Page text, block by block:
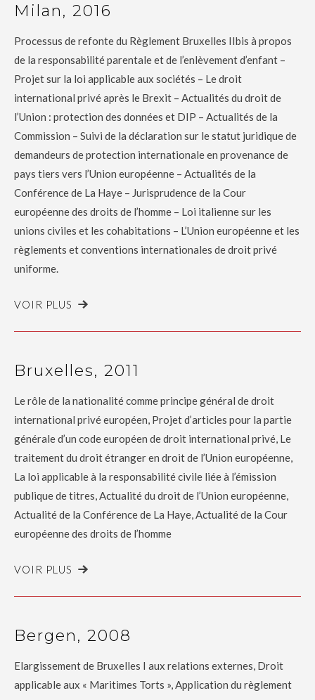
Milan, 2016
Processus de refonte du Règlement Bruxelles IIbis à propos
de la responsabilité parentale et de l’enlèvement d’enfant –
Projet sur la loi applicable aux sociétés – Le droit
international privé après le Brexit – Actualités du droit de
l’Union : protection des données et DIP – Actualités de la
Commission – Suivi de la déclaration sur le statut juridique de
demandeurs de protection internationale en provenance de
pays tiers vers l’Union européenne – Actualités de la
Conférence de La Haye – Jurisprudence de la Cour
européenne des droits de l’homme – Loi italienne sur les
unions civiles et les cohabitations – L’Union européenne et les
règlements et conventions internationales de droit privé
uniforme.
VOIR PLUS
Bruxelles, 2011
Le rôle de la nationalité comme principe général de droit
international privé européen, Projet d’articles pour la partie
générale d’un code européen de droit international privé, Le
traitement du droit étranger en droit de l’Union européenne,
La loi applicable à la responsabilité civile liée à l’émission
publique de titres, Actualité du droit de l’Union européenne,
Actualité de la Conférence de La Haye, Actualité de la Cour
européenne des droits de l’homme
VOIR PLUS
Bergen, 2008
Elargissement de Bruxelles I aux relations externes, Droit
applicable aux « Maritimes Torts », Application du règlement